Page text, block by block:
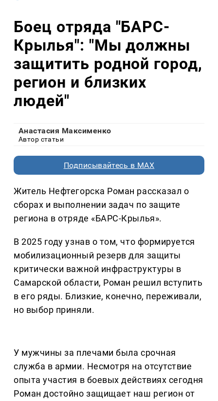
Боец отряда "БАРС-
Крылья": "Мы должны
защитить родной город,
регион и близких
людей"
Анастасия Максименко
Автор статьи
Подписывайтесь в MAX
Житель Нефтегорска Роман рассказал о
сборах и выполнении задач по защите
региона в отряде «БАРС-Крылья».
В 2025 году узнав о том, что формируется
мобилизационный резерв для защиты
критически важной инфраструктуры в
Самарской области, Роман решил вступить
в его ряды. Близкие, конечно, переживали,
но выбор приняли.
У мужчины за плечами была срочная
служба в армии. Несмотря на отсутствие
опыта участия в боевых действиях сегодня
Роман достойно защищает наш регион от